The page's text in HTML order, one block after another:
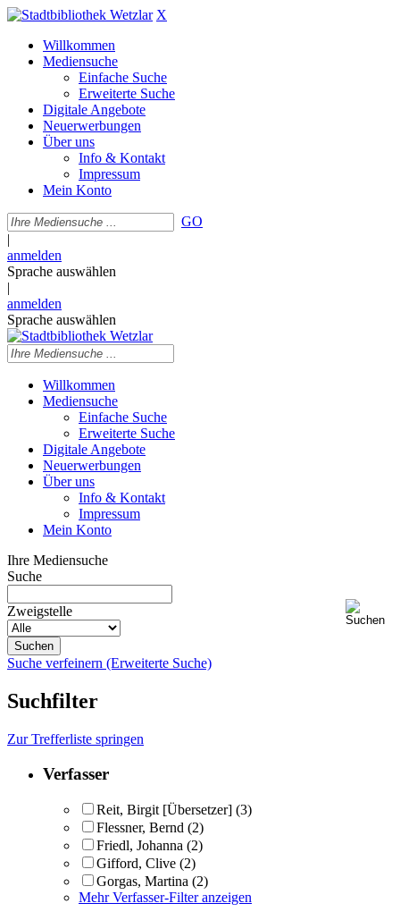
X
Willkommen
Mediensuche
Einfache Suche
Erweiterte Suche
Digitale Angebote
Neuerwerbungen
Über uns
Info & Kontakt
Impressum
Mein Konto
GO
|
anmelden
Sprache auswählen
|
anmelden
Sprache auswählen
Willkommen
Mediensuche
Einfache Suche
Erweiterte Suche
Digitale Angebote
Neuerwerbungen
Über uns
Info & Kontakt
Impressum
Mein Konto
Ihre Mediensuche
Suche
Zweigstelle
Suche verfeinern (Erweiterte Suche)
Suchfilter
Zur Trefferliste springen
Verfasser
Reit, Birgit [Übersetzer] (3)
Flessner, Bernd (2)
Friedl, Johanna (2)
Gifford, Clive (2)
Gorgas, Martina (2)
Mehr Verfasser-Filter anzeigen